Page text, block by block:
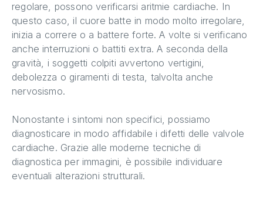
regolare, possono verificarsi aritmie cardiache. In
questo caso, il cuore batte in modo molto irregolare,
inizia a correre o a battere forte. A volte si verificano
anche interruzioni o battiti extra. A seconda della
gravità, i soggetti colpiti avvertono vertigini,
debolezza o giramenti di testa, talvolta anche
nervosismo.
Nonostante i sintomi non specifici, possiamo
diagnosticare in modo affidabile i difetti delle valvole
cardiache. Grazie alle moderne tecniche di
diagnostica per immagini, è possibile individuare
eventuali alterazioni strutturali.